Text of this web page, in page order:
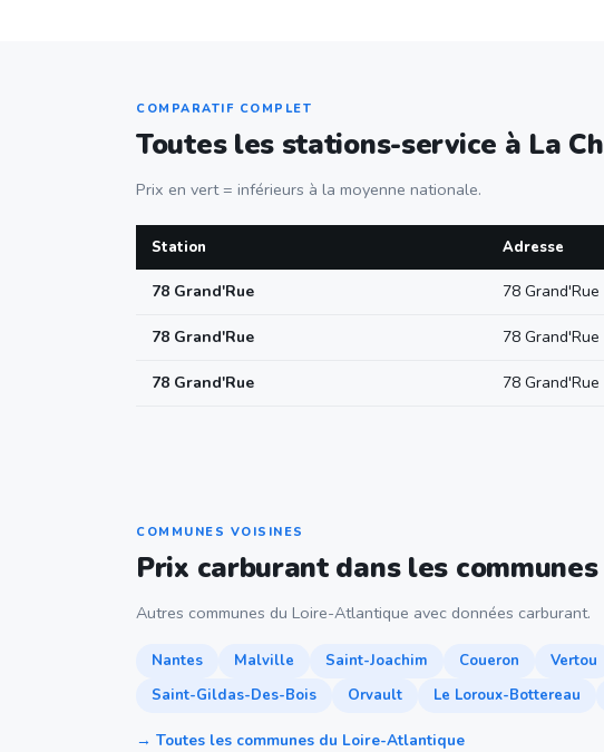
COMPARATIF COMPLET
Toutes les stations-service à La
Prix en vert = inférieurs à la moyenne nationale.
Station Adresse
78 Grand'Rue 78 Grand'Rue
78 Grand'Rue 78 Grand'Rue
78 Grand'Rue 78 Grand'Rue
COMMUNES VOISINES
Prix carburant dans les
Autres communes du Loire-Atlantique avec données carburant.
Nantes Malville Saint-Joachim Coueron Vertou
Saint-Gildas-Des-Bois
Orvault Le Loroux-Bottereau
→ Toutes les communes du Loire-Atlantique